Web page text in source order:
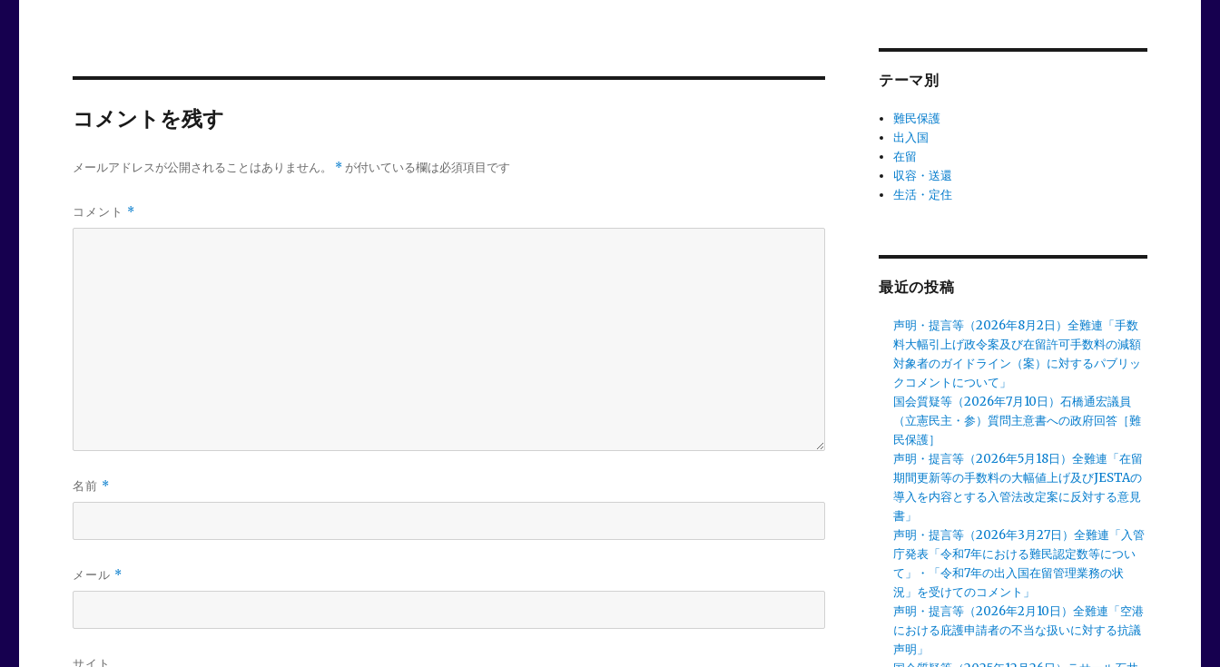
コメントを残す
メールアドレスが公開されることはありません。 * が付いている欄は必須項目です
コメント *
名前 *
メール *
サイト
テーマ別
難民保護
出入国
在留
収容・送還
生活・定住
最近の投稿
声明・提言等（2026年8月2日）全難連「手数
料大幅引上げ政令案及び在留許可手数料の減額
対象者のガイドライン（案）に対するパブリッ
クコメントについて」
国会質疑等（2026年7月10日）石橋通宏議員
（立憲民主・参）質問主意書への政府回答［難
民保護］
声明・提言等（2026年5月18日）全難連「在留
期間更新等の手数料の大幅値上げ及びJESTAの
導入を内容とする入管法改定案に反対する意見
書」
声明・提言等（2026年3月27日）全難連「入管
庁発表「令和7年における難民認定数等につい
て」・「令和7年の出入国在留管理業務の状
況」を受けてのコメント」
声明・提言等（2026年2月10日）全難連「空港
における庇護申請者の不当な扱いに対する抗議
声明」